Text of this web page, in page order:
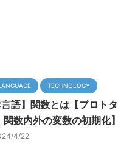
TECHNOLOGY
言語】関数とは【プロト
関数内外の変数の初期化】
4/22